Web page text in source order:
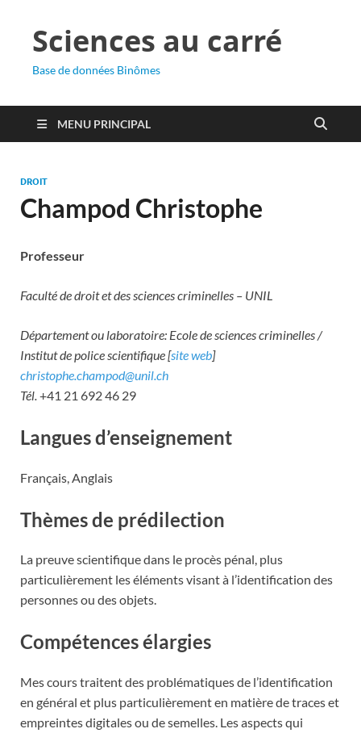
Sciences au carré
Base de données Binômes
MENU PRINCIPAL
DROIT
Champod Christophe
Professeur
Faculté de droit et des sciences criminelles – UNIL
Département ou laboratoire: Ecole de sciences criminelles /
Institut de police scientifique [site web]
christophe.champod@unil.ch
Tél.+41 21 692 46 29
Langues d’enseignement
Français, Anglais
Thèmes de prédilection
La preuve scientifique dans le procès pénal, plus
particulièrement les éléments visant à l’identification des
personnes ou des objets.
Compétences élargies
Mes cours traitent des problématiques de l’identification
en général et plus particulièrement en matière de traces et
empreintes digitales ou de semelles. Les aspects qui